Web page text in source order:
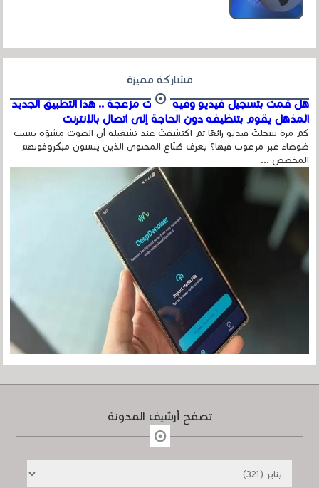
مشاركة مميزة
هل قمت بتسجيل فيديو وفيه أصوت مزعجة .. هذا التطبيق الجديد
المذهل يقوم بتنظيفه دون الحاجة إلى اتصال بالإنترنت
كم مرة سجلتَ فيديو رائعًا ثم اكتشفتَ عند تشغيله أن الصوت مشوّه بسبب
ضوضاء غير مرغوب فيها؟ يعرف صُنّاع المحتوى الذين ينسون ميكروفونهم
المخصص ...
تصفح أرشيف المدونة